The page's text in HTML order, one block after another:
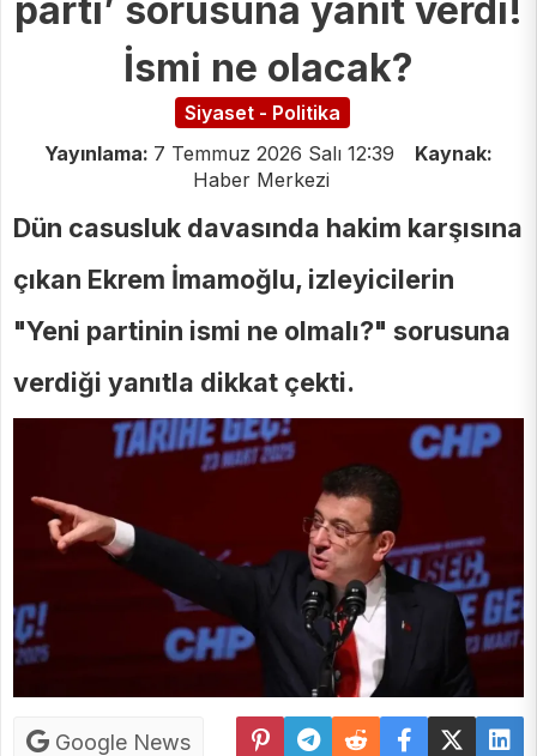
parti’ sorusuna yanıt verdi!
İsmi ne olacak?
Siyaset - Politika
Yayınlama: 7 Temmuz 2026 Salı 12:39
Kaynak:
Haber Merkezi
Dün casusluk davasında hakim karşısına
çıkan Ekrem İmamoğlu, izleyicilerin
"Yeni partinin ismi ne olmalı?" sorusuna
verdiği yanıtla dikkat çekti.
Google News